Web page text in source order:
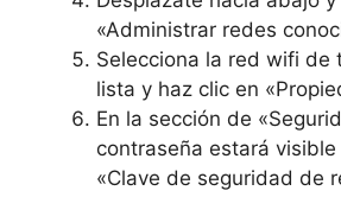
«Administrar redes
Selecciona la red wifi de
lista y haz clic en
En la sección de
contraseña estará
«Clave de seguridad de